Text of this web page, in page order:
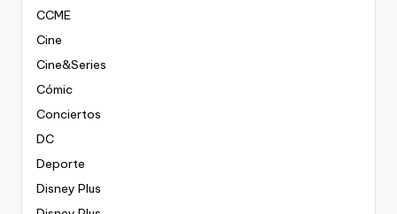
CCME
Cine
Cine&Series
Cómic
Conciertos
DC
Deporte
Disney Plus